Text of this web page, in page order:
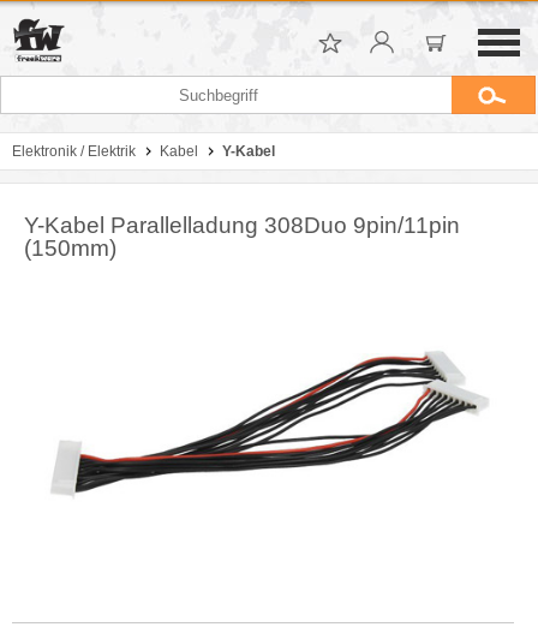
Elektronik / Elektrik Kabel Y-Kabel
Y-Kabel Parallelladung 308Duo 9pin/11pin
(150mm)